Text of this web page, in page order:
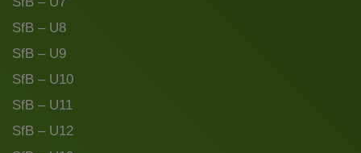
SfB – U8
SfB – U9
SfB – U10
SfB – U11
SfB – U12